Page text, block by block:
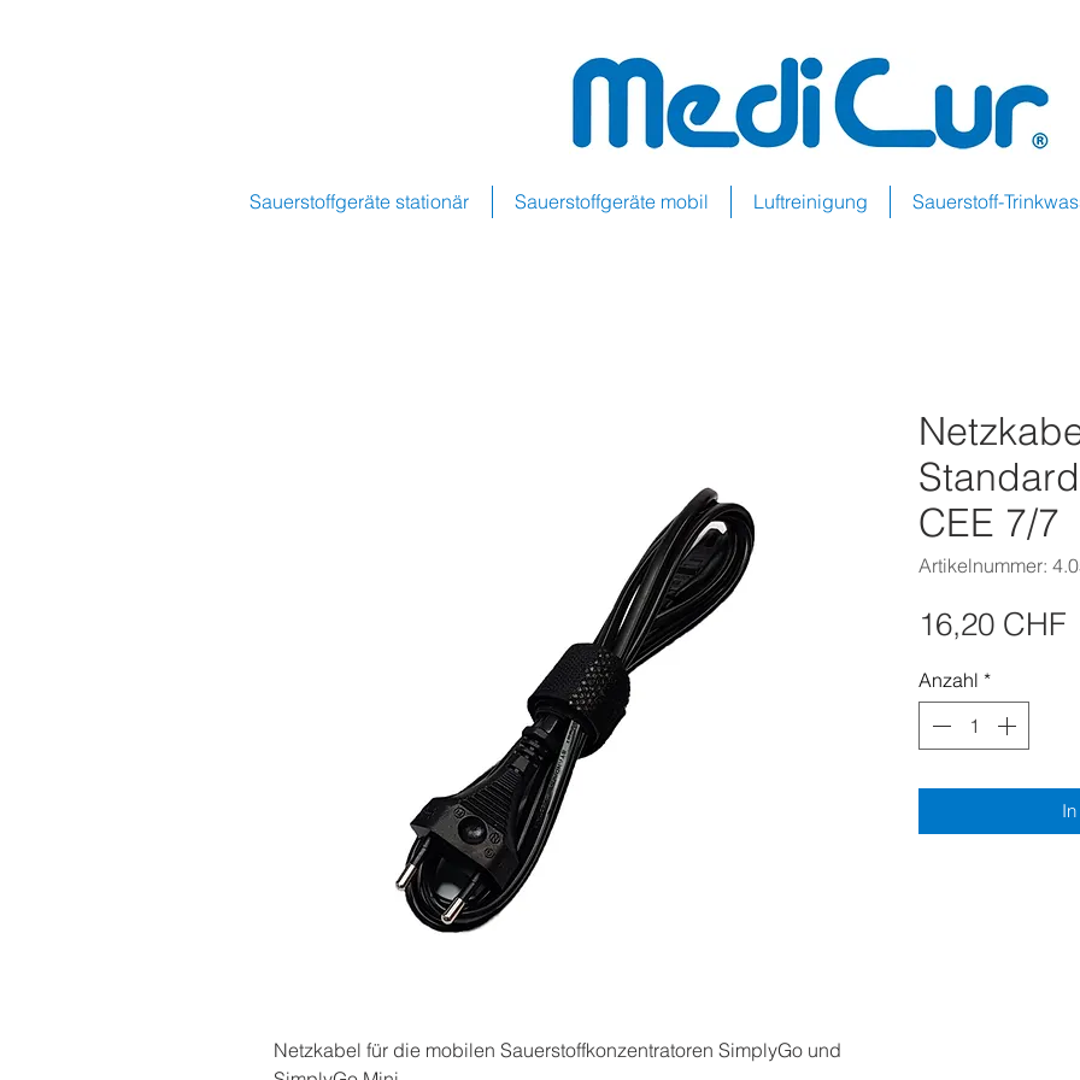
Sauerstoffgeräte stationär Sauerstoffgeräte mobil Luftreinigung Sauerstoff-
Netzkabel für die mobilen Sauerstoffkonzentratoren SimplyGo und
CEE 7/7
Artikelnummer:
16,20 CHF
Anzahl *